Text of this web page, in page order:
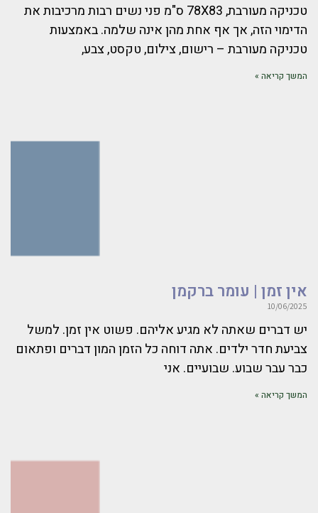
טכניקה מעורבת, 78X83 ס"מ פני נשים רבות מרכיבות את
הדימוי הזה, אך אף אחת מהן אינה שלמה. באמצעות
טכניקה מעורבת – רישום, צילום, טקסט, צבע,
המשך קריאה »
אין זמן | עומר ברקמן
10/06/2025
יש דברים שאתה לא מגיע אליהם. פשוט אין זמן. למשל
צביעת חדר ילדים. אתה דוחה כל הזמן המון דברים ופתאום
כבר עבר שבוע. שבועיים. אני
המשך קריאה »